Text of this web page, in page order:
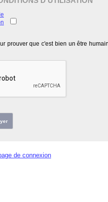
prouver que c'est bien un être
de connexion